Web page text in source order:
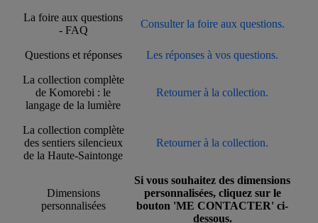
La foire aux questions
- FAQ
Consulter la foire aux questions.
Questions et réponses Les réponses à vos questions.
La collection complète
de Komorebi : le
langage de la lumière
Retourner à la collection.
La collection complète
des sentiers silencieux
de la Haute-Saintonge
Retourner à la collection.
Dimensions
personnalisées
Si vous souhaitez des dimensions
personnalisées, cliquez sur le
bouton 'ME CONTACTER' ci-
dessous.